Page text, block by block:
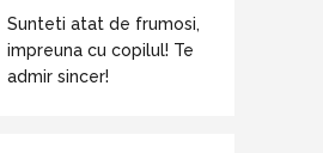
Sunteti atat de frumosi,
impreuna cu copilul! Te
admir sincer!